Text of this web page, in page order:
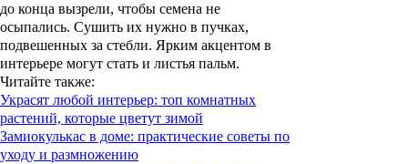
до конца вызрели, чтобы семена не
осыпались. Сушить их нужно в пучках,
подвешенных за стебли. Ярким акцентом в
интерьере могут стать и листья пальм.
Читайте также:
Украсят любой интерьер: топ комнатных
растений, которые цветут зимой
Замиокулькас в доме: практические советы по
уходу и размножению